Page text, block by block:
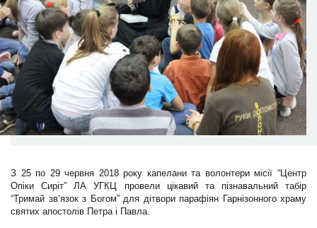
З 25 по 29 червня 2018 року капелани та волонтери місії “Центр
Опіки Сиріт” ЛА УГКЦ провели цікавий та пізнавальний табір
“Тримай зв’язок з Богом” для дітвори парафіян Гарнізонного храму
святих апостолів Петра і Павла.